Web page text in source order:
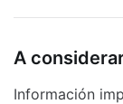
Sillas
A
Información